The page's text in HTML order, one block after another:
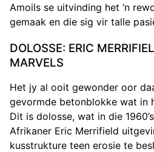
Amoils se uitvinding het ‘n
gemaak en die sig vir talle
DOLOSSE: ERIC
MARVELS
Het jy al ooit gewonder oor
gevormde betonblokke wat in
Dit is dolosse, wat in die
Afrikaner Eric Merrifield
kusstrukture teen erosie te